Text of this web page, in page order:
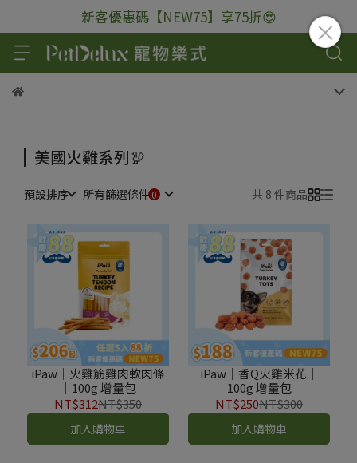
新客優惠碼【NEW75】享75折😍
美國火雞系列🦃
預設排序 所有篩選條件 共 8 件商品
iPaw｜火雞筋雞肉軟肉條
｜100g 增量包
NT$312NT$350
加入購物車
iPaw｜香Q火雞米花｜
100g 增量包
NT$250NT$300
加入購物車